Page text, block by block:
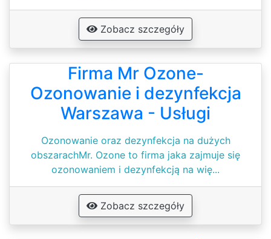
Zobacz szczegóły
Firma Mr Ozone-
Ozonowanie i dezynfekcja
Warszawa - Usługi
Ozonowanie oraz dezynfekcja na dużych
obszarachMr. Ozone to firma jaka zajmuje się
ozonowaniem i dezynfekcją na wię...
Zobacz szczegóły